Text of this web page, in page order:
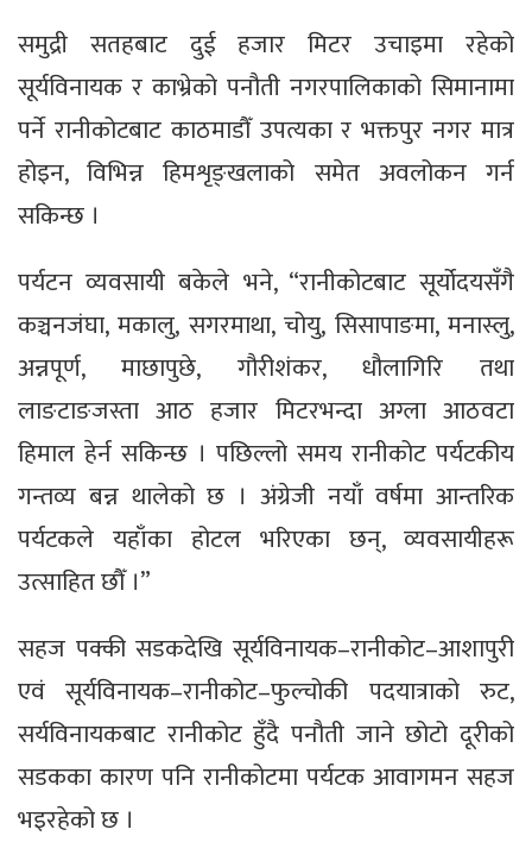
समुद्री सतहबाट दुई हजार मिटर उचाइमा रहेको
सूर्यविनायक र काभ्रेको पनौती नगरपालिकाको सिमानामा
पर्ने रानीकोटबाट काठमाडौँ उपत्यका र भक्तपुर नगर मात्र
होइन, विभिन्न हिमशृङ्खलाको समेत अवलोकन गर्न
सकिन्छ ।
पर्यटन व्यवसायी बकेले भने, “रानीकोटबाट सूर्योदयसँगै
कञ्चनजंघा, मकालु, सगरमाथा, चोयु, सिसापाङमा, मनास्लु,
अन्नपूर्ण, माछापुछे, गौरीशंकर, धौलागिरि तथा
लाङटाङजस्ता आठ हजार मिटरभन्दा अग्ला आठवटा
हिमाल हेर्न सकिन्छ । पछिल्लो समय रानीकोट पर्यटकीय
गन्तव्य बन्न थालेको छ । अंग्रेजी नयाँ वर्षमा आन्तरिक
पर्यटकले यहाँका होटल भरिएका छन्, व्यवसायीहरू
उत्साहित छौँ ।”
सहज पक्की सडकदेखि सूर्यविनायक–रानीकोट–आशापुरी
एवं सूर्यविनायक–रानीकोट–फुल्चोकी पदयात्राको रुट,
सर्यविनायकबाट रानीकोट हुँदै पनौती जाने छोटो दूरीको
सडकका कारण पनि रानीकोटमा पर्यटक आवागमन सहज
भइरहेको छ ।